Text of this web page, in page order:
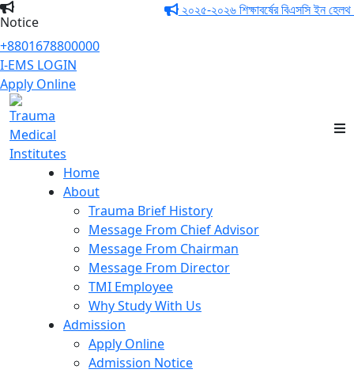
Notice
২০২৫-২০২৬ শিক্ষাবর্ষের বিএসসি ইন হেলথ
+8801678800000
I-EMS LOGIN
Apply Online
Home
About
Trauma Brief History
Message From Chief Advisor
Message From Chairman
Message From Director
TMI Employee
Why Study With Us
Admission
Apply Online
Admission Notice